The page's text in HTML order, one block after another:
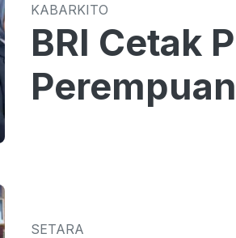
KABARKITO
BRI Cetak
SETARA